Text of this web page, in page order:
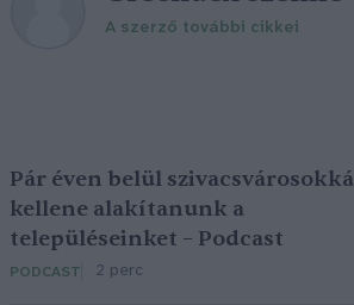
A szerző további cikkei
Pár éven belül szivacsvárosokká
kellene alakítanunk a
településeinket – Podcast
PODCAST 2 perc